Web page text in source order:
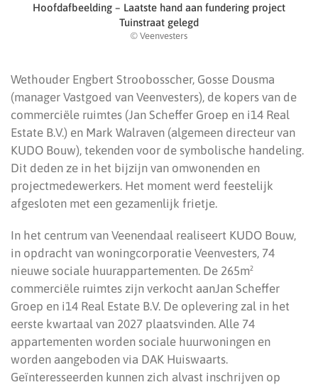
Hoofdafbeelding – Laatste hand aan fundering project
Tuinstraat gelegd
© Veenvesters
Wethouder Engbert Stroobosscher, Gosse Dousma
(manager Vastgoed van Veenvesters), de kopers van de
commerciële ruimtes (Jan Scheffer Groep en i14 Real
Estate B.V.) en Mark Walraven (algemeen directeur van
KUDO Bouw), tekenden voor de symbolische handeling.
Dit deden ze in het bijzijn van omwonenden en
projectmedewerkers. Het moment werd feestelijk
afgesloten met een gezamenlijk frietje.
In het centrum van Veenendaal realiseert KUDO Bouw,
in opdracht van woningcorporatie Veenvesters, 74
nieuwe sociale huurappartementen. De 265m²
commerciële ruimtes zijn verkocht aanJan Scheffer
Groep en i14 Real Estate B.V. De oplevering zal in het
eerste kwartaal van 2027 plaatsvinden. Alle 74
appartementen worden sociale huurwoningen en
worden aangeboden via DAK Huiswaarts.
Geïnteresseerden kunnen zich alvast inschrijven op